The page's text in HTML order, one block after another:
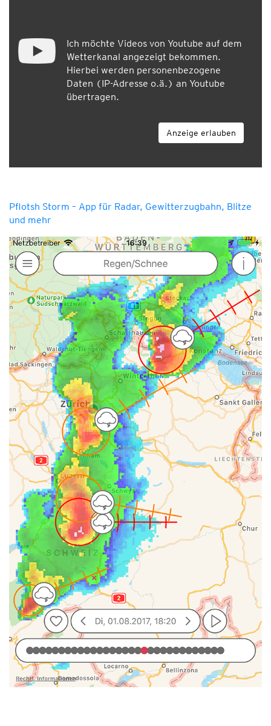
Ich möchte Videos von Youtube auf dem
Wetterkanal angezeigt bekommen.
Hierbei werden personenbezogene
Daten (IP-Adresse o.ä.) an Youtube
übertragen.
Anzeige erlauben
Pflotsh Storm – App für Radar, Gewitterzugbahn, Blitze
und mehr